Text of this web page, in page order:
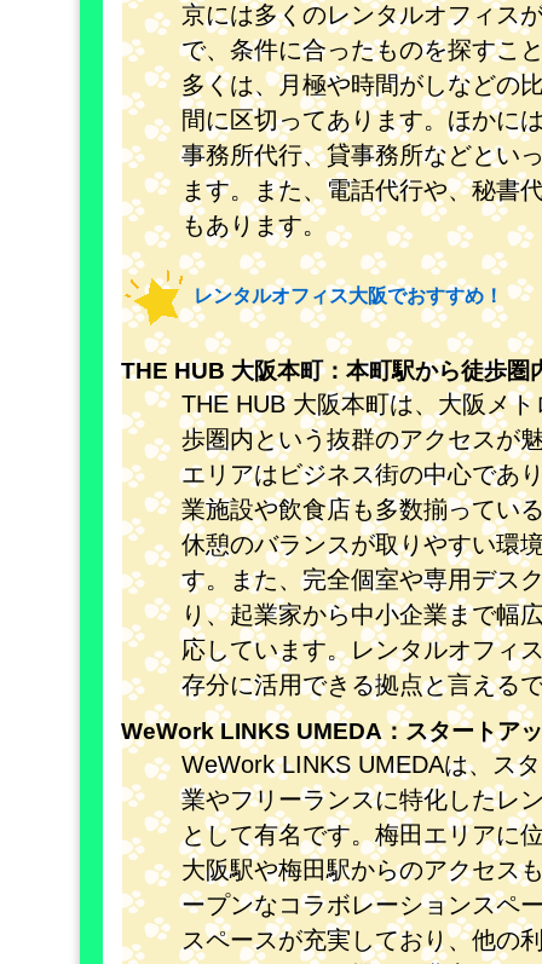
京には多くのレンタルオフィス
で、条件に合ったものを探すこ
多くは、月極や時間がしなどの
間に区切ってあります。ほかに
事務所代行、貸事務所などとい
ます。また、電話代行や、秘書
もあります。
レンタルオフィス大阪でおすすめ！
THE HUB 大阪本町：本町駅から徒歩圏
THE HUB 大阪本町は、大阪メ
歩圏内という抜群のアクセスが
エリアはビジネス街の中心であ
業施設や飲食店も多数揃ってい
休憩のバランスが取りやすい環
す。また、完全個室や専用デス
り、起業家から中小企業まで幅
応しています。レンタルオフィ
存分に活用できる拠点と言える
WeWork LINKS UMEDA：スタートア
WeWork LINKS UMEDAは、ス
業やフリーランスに特化したレ
として有名です。梅田エリアに
大阪駅や梅田駅からのアクセス
ープンなコラボレーションスペ
スペースが充実しており、他の